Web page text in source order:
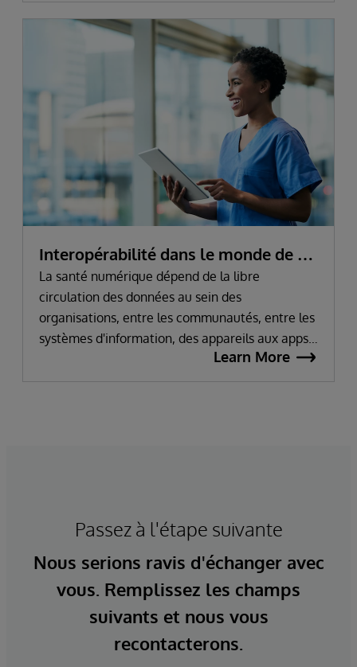
Interopérabilité dans le monde de la
santé
La santé numérique dépend de la libre
circulation des données au sein des
organisations, entre les communautés, entre les
systèmes d'information, des appareils aux apps,
et des prestataires de soins aux innovateurs.
Learn More
Passez à l'étape suivante
Nous serions ravis d'échanger avec
vous. Remplissez les champs
suivants et nous vous
recontacterons.